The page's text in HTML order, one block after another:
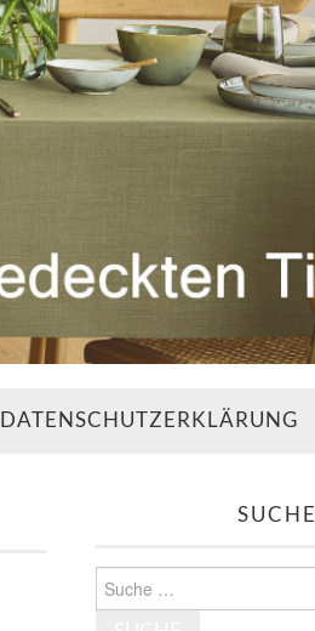
DATENSCHUTZERKLÄRUNG
SUCHE
Suche
nach: